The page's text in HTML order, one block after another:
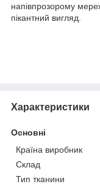
напівпрозорому
пікантний вигляд.
Характеристики
Основні
Країна виробник
Склад
Тип тканини